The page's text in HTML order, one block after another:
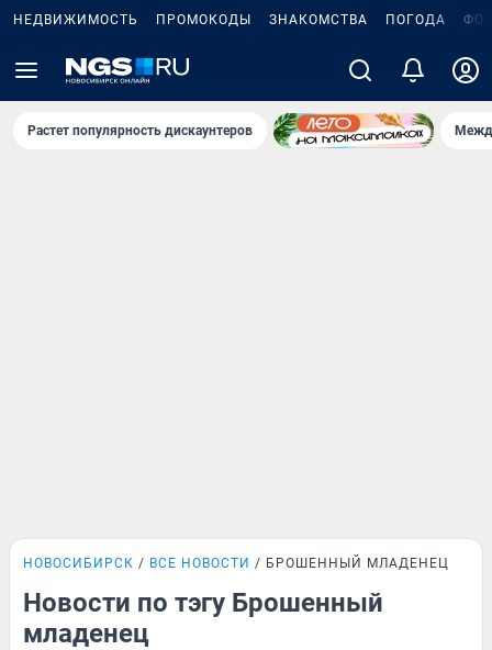
НЕДВИЖИМОСТЬ ПРОМОКОДЫ ЗНАКОМСТВА ПОГОДА
Растет популярность дискаунтеров
НОВОСИБИРСК ВСЕ НОВОСТИ БРОШЕННЫЙ МЛАДЕНЕЦ
Новости по тэгу Брошенный
младенец